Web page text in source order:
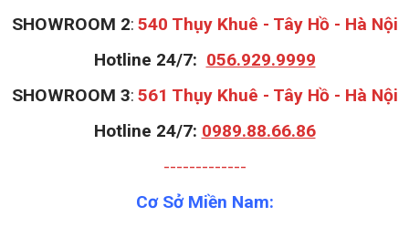
SHOWROOM 2: 540 Thụy Khuê - Tây Hồ - Hà Nội
Hotline 24/7: 056.929.9999
SHOWROOM 3: 561 Thụy Khuê - Tây Hồ - Hà Nội
Hotline 24/7: 0989.88.66.86
-------------
Cơ Sở Miền Nam: